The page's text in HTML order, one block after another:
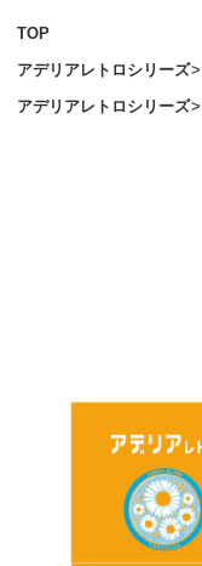
TOP
アデリアレトロシリーズ
アデリアレトロシリーズ